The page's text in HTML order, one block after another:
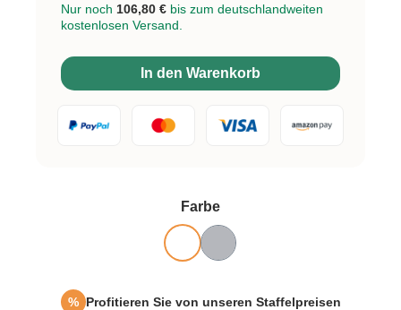
Farbeauswählen
% Profitieren Sie von unseren Staffelpreisen
Nur noch 106,80 € bis zum deutschlandweiten
kostenlosen Versand.
In den Warenkorb